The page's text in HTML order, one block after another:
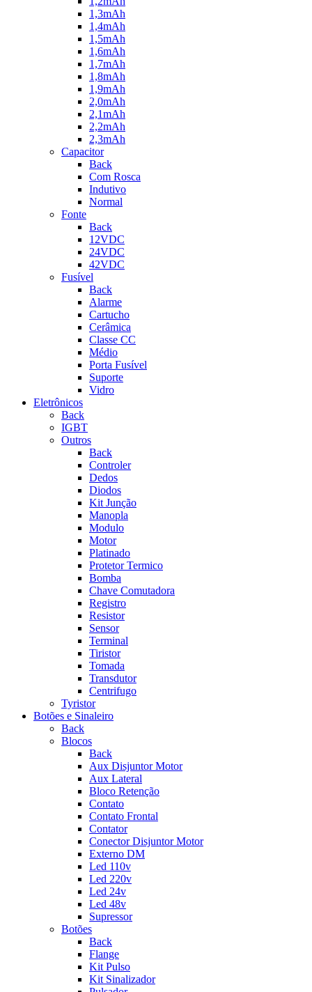
1,3mAh
1,4mAh
1,5mAh
1,6mAh
1,7mAh
1,8mAh
1,9mAh
2,0mAh
2,1mAh
2,2mAh
2,3mAh
Capacitor
Back
Com Rosca
Indutivo
Normal
Fonte
Back
12VDC
24VDC
42VDC
Fusível
Back
Alarme
Cartucho
Cerâmica
Classe CC
Médio
Porta Fusível
Suporte
Vidro
Eletrônicos
Back
IGBT
Outros
Back
Controler
Dedos
Diodos
Kit Junção
Manopla
Modulo
Motor
Platinado
Protetor Termico
Bomba
Chave Comutadora
Registro
Resistor
Sensor
Terminal
Tiristor
Tomada
Transdutor
Centrifugo
Tyristor
Botões e Sinaleiro
Back
Blocos
Back
Aux Disjuntor Motor
Aux Lateral
Bloco Retenção
Contato
Contato Frontal
Contator
Conector Disjuntor Motor
Externo DM
Led 110v
Led 220v
Led 24v
Led 48v
Supressor
Botões
Back
Flange
Kit Pulso
Kit Sinalizador